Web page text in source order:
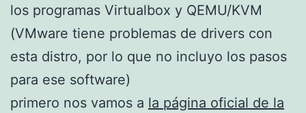
los programas Virtualbox y QEMU/KVM
(VMware tiene problemas de drivers con
esta distro, por lo que no incluyo los pasos
para ese software)
primero nos vamos a la página oficial de la